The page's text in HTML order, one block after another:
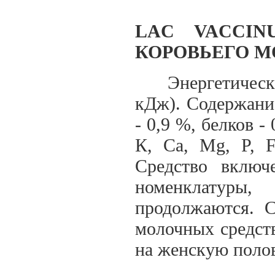
LAC
КОРОВЬЕГО
кДж).
- 0,9 %, белков -
К, Са, Mg, P,
Средство
продолжаются.
молочных
на женскую